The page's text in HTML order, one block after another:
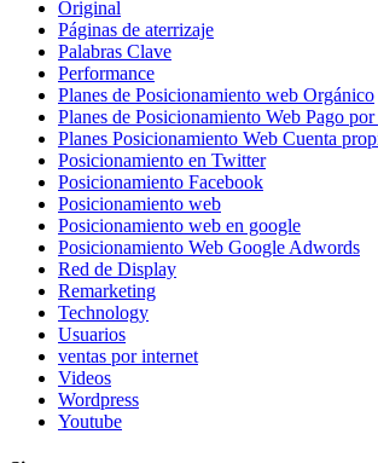
Original
Páginas de aterrizaje
Palabras Clave
Performance
Planes de Posicionamiento web Orgánico
Planes de Posicionamiento Web Pago
Planes Posicionamiento Web Cuenta
Posicionamiento en Twitter
Posicionamiento Facebook
Posicionamiento web
Posicionamiento web en google
Posicionamiento Web Google Adwords
Red de Display
Remarketing
Technology
Usuarios
ventas por internet
Videos
Wordpress
Youtube